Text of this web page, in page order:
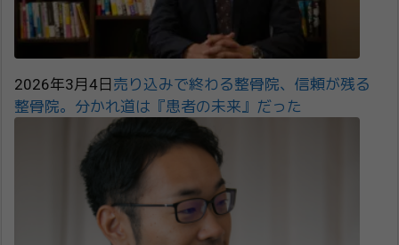
2026年3月4日 売り込みで終わる整骨院、信頼が残る
整骨院。分かれ道は『患者の未来』だった